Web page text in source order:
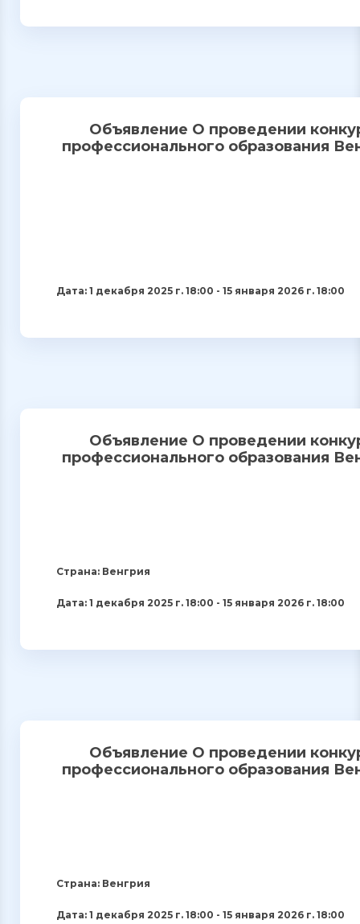
Объявление О проведении
профессионального образования
Дата: 1 декабря 2025 г. 18:00 - 15 января 2026 г. 18:00
Объявление О проведении
профессионального образования
Страна: Венгрия
Дата: 1 декабря 2025 г. 18:00 - 15 января 2026 г. 18:00
Объявление О проведении
профессионального образования
Страна: Венгрия
Дата: 1 декабря 2025 г. 18:00 - 15 января 2026 г. 18:00